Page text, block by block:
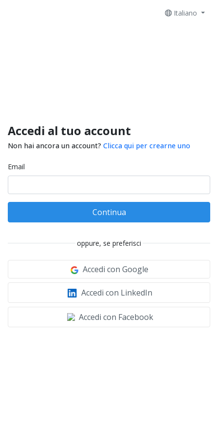
Italiano
Accedi al tuo account
Non hai ancora un account? Clicca qui per crearne uno
Email
Continua
oppure, se preferisci
Accedi con Google
Accedi con LinkedIn
Accedi con Facebook